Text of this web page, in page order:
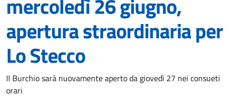
mercoledì 26 giugno,
apertura straordinaria per
Lo Stecco
Dettagli della notizia
Il Burchio sarà nuovamente aperto da giovedì 27 nei consueti
orari